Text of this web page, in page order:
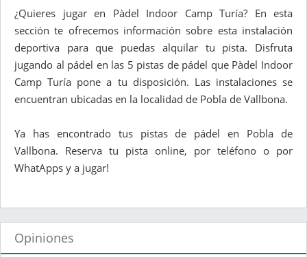
¿Quieres jugar en Pàdel Indoor Camp Turía? En esta
sección te ofrecemos información sobre esta instalación
deportiva para que puedas alquilar tu pista. Disfruta
jugando al pádel en las 5 pistas de pádel que Pàdel Indoor
Camp Turía pone a tu disposición. Las instalaciones se
encuentran ubicadas en la localidad de Pobla de Vallbona.
Ya has encontrado tus pistas de pádel en Pobla de
Vallbona. Reserva tu pista online, por teléfono o por
WhatApps y a jugar!
Opiniones